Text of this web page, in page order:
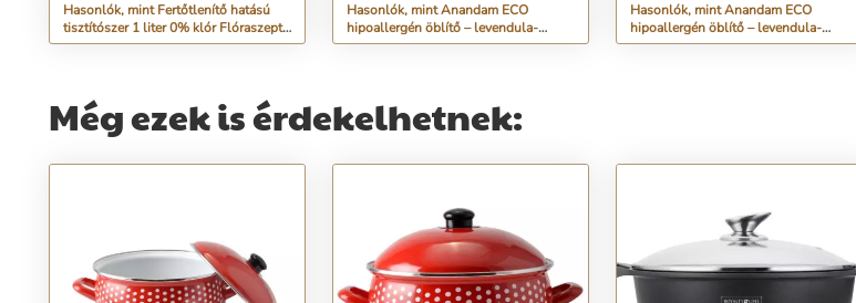
Hasonlók, mint Fertőtlenítő hatású
tisztítószer 1 liter 0% klór Flóraszept
levendula
Hasonlók, mint Anandam ECO
hipoallergén öblítő – levendula-
vanília 3 liter
Hasonlók, mint Anandam ECO
hipoallergén öblítő – levendula-
vanília 1 liter
Még ezek is érdekelhetnek: